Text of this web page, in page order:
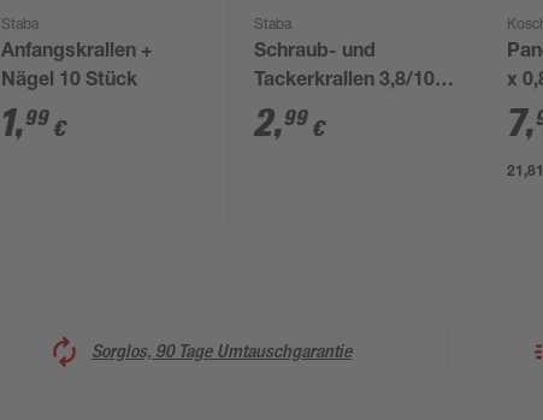
Staba
Anfangskrallen +
Nägel 10 Stück
1,99 €
Staba
Schraub- und
Tackerkrallen 3,8/10
mm 100 Stück
2,99 €
x
7,
Sorglos, 90 Tage Umtauschgarantie